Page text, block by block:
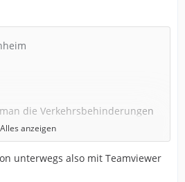
die Verkehrsbehinderungen
der Ort.
Alles anzeigen
unterwegs also mit Teamviewer